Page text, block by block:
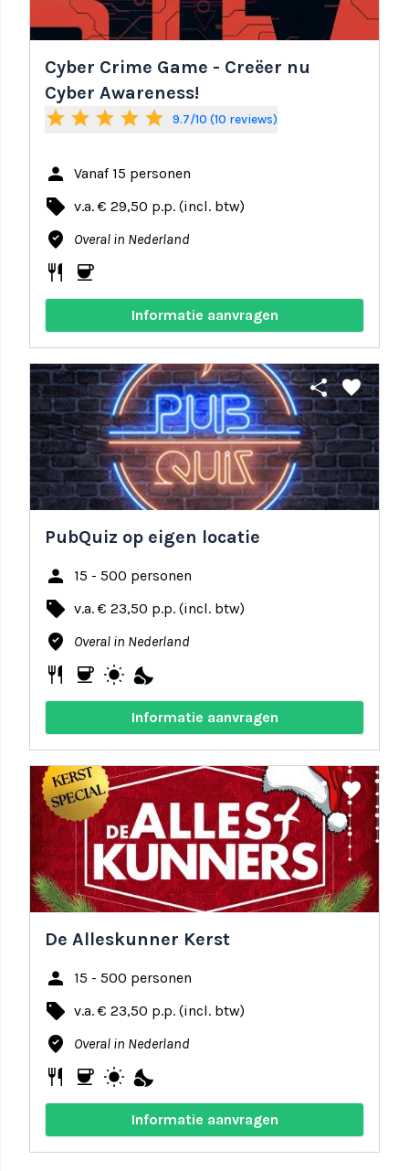
Cyber Crime Game - Creëer nu
Cyber Awareness!
star star star star star 9.7/10 (10 reviews)
person Vanaf 15 personen
local_offer v.a. € 29,50 p.p. (incl. btw)
where_to_vote Overal in Nederland
restaurant coffee
Informatie aanvragen
share favorite
PubQuiz op eigen locatie
person 15 - 500 personen
local_offer v.a. € 23,50 p.p. (incl. btw)
where_to_vote Overal in Nederland
restaurant coffee wb_sunny nights_stay
Informatie aanvragen
share favorite
De Alleskunner Kerst
person 15 - 500 personen
local_offer v.a. € 23,50 p.p. (incl. btw)
where_to_vote Overal in Nederland
restaurant coffee wb_sunny nights_stay
Informatie aanvragen